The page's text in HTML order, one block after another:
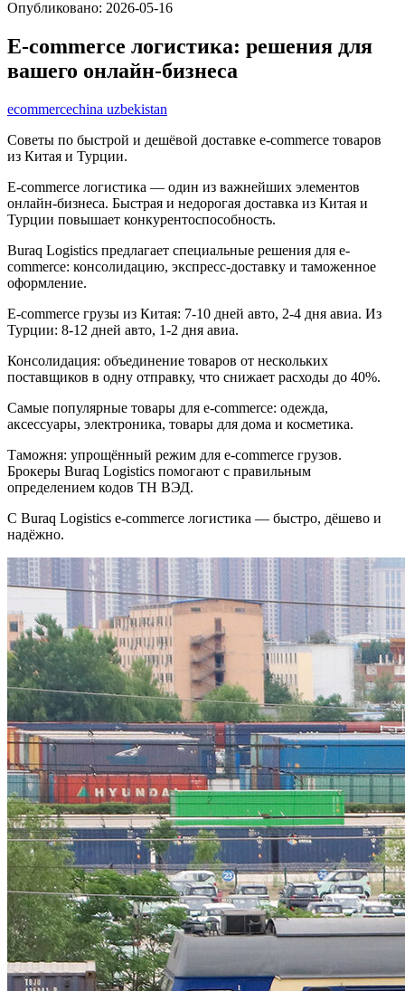
Опубликовано: 2026-05-16
E-commerce логистика: решения для
вашего онлайн-бизнеса
ecommercechina uzbekistan
Советы по быстрой и дешёвой доставке e-commerce товаров
из Китая и Турции.
E-commerce логистика — один из важнейших элементов
онлайн-бизнеса. Быстрая и недорогая доставка из Китая и
Турции повышает конкурентоспособность.
Buraq Logistics предлагает специальные решения для e-
commerce: консолидацию, экспресс-доставку и таможенное
оформление.
E-commerce грузы из Китая: 7-10 дней авто, 2-4 дня авиа. Из
Турции: 8-12 дней авто, 1-2 дня авиа.
Консолидация: объединение товаров от нескольких
поставщиков в одну отправку, что снижает расходы до 40%.
Самые популярные товары для e-commerce: одежда,
аксессуары, электроника, товары для дома и косметика.
Таможня: упрощённый режим для e-commerce грузов.
Брокеры Buraq Logistics помогают с правильным
определением кодов ТН ВЭД.
С Buraq Logistics e-commerce логистика — быстро, дёшево и
надёжно.